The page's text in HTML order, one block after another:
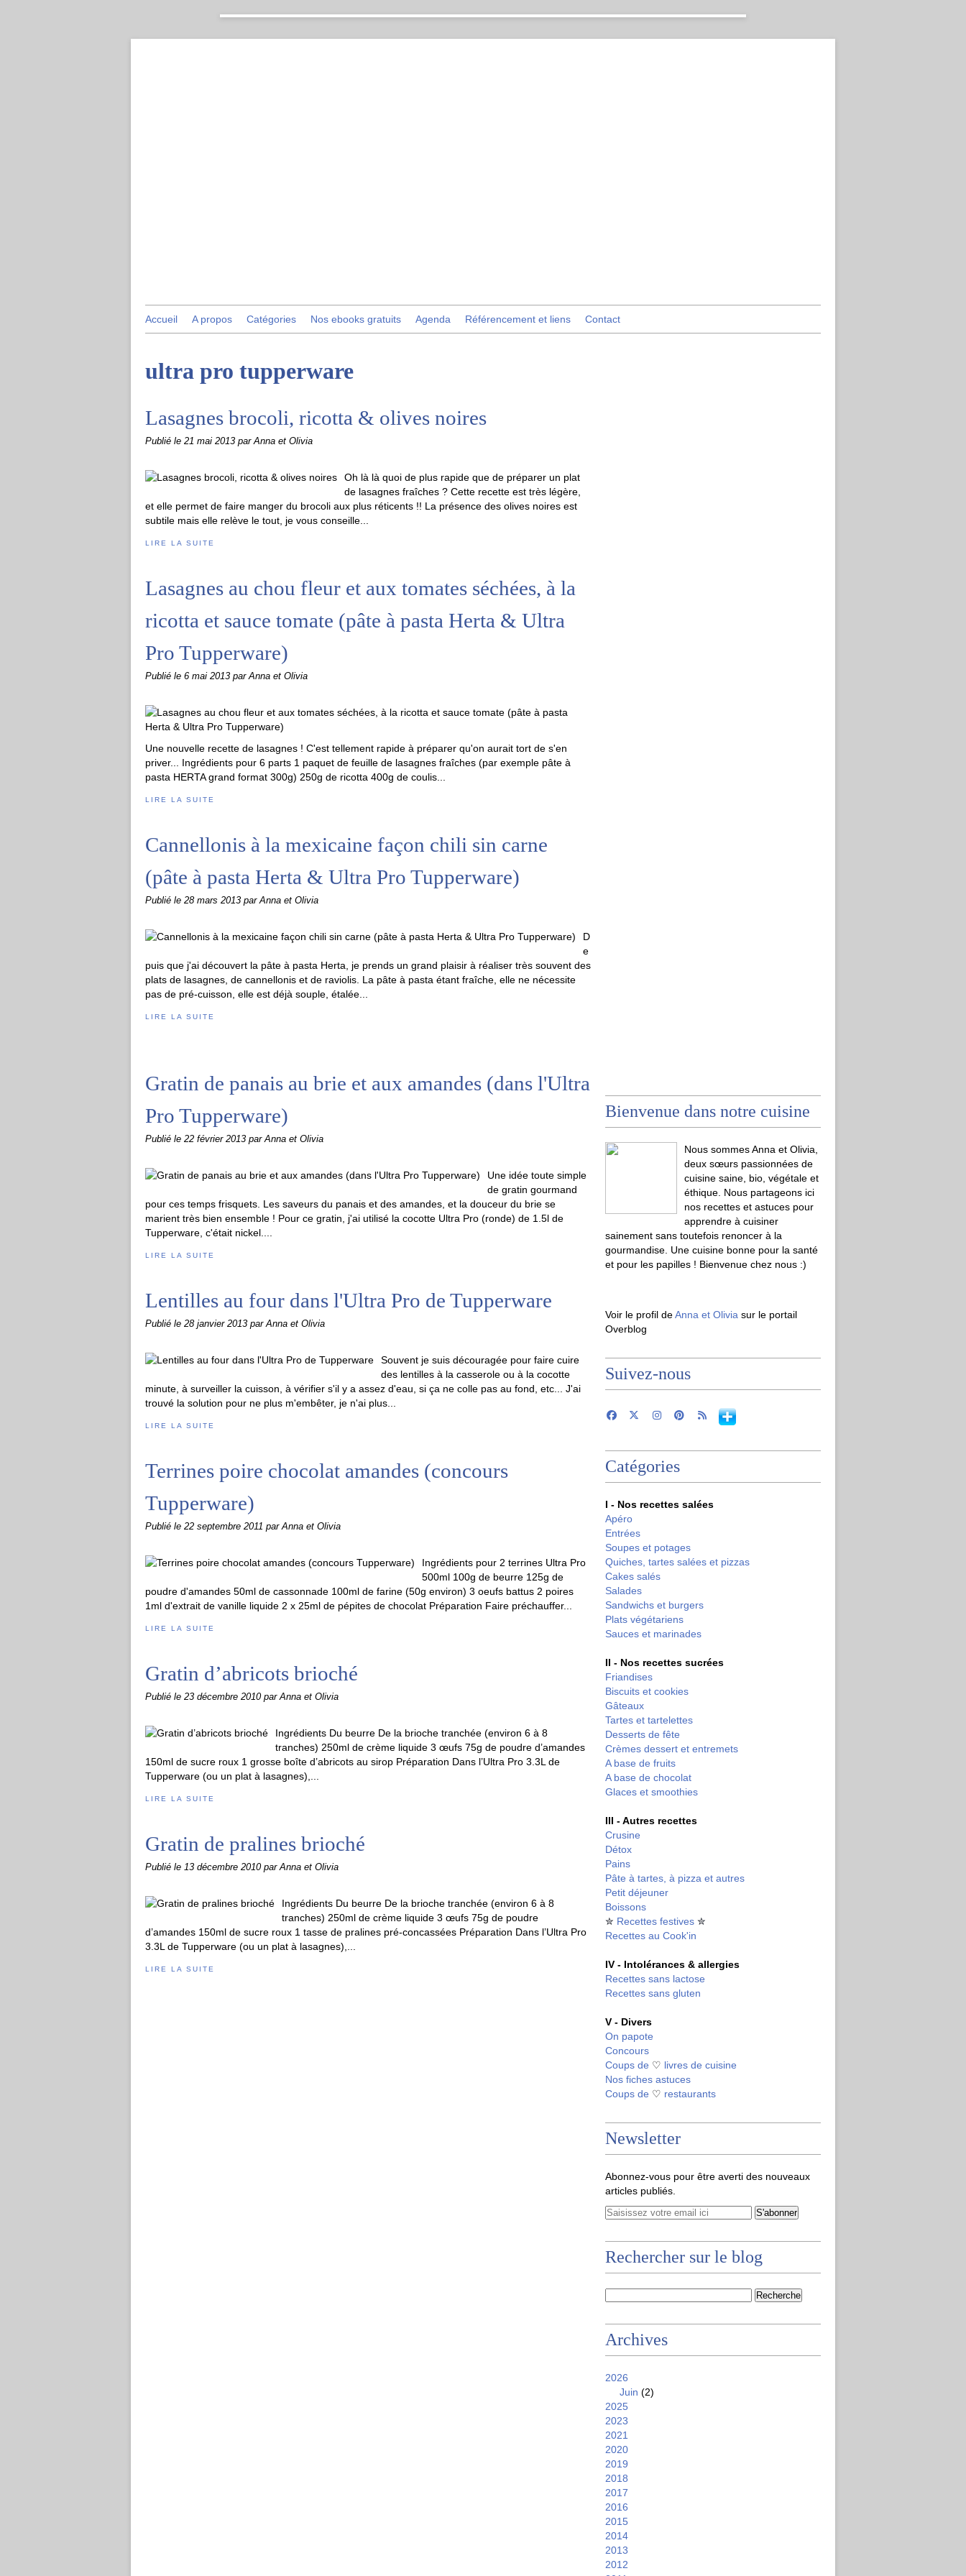
Accueil A propos Catégories Nos ebooks gratuits Agenda Référencement et liens Contact
ultra pro tupperware
Lasagnes brocoli, ricotta & olives noires
Publié le 21 mai 2013 par Anna et Olivia
Oh là là quoi de plus rapide que de préparer un plat
de lasagnes fraîches ? Cette recette est très légère,
et elle permet de faire manger du brocoli aux plus réticents !! La présence des olives noires est
subtile mais elle relève le tout, je vous conseille...
LIRE LA SUITE
Lasagnes au chou fleur et aux tomates séchées, à la
ricotta et sauce tomate (pâte à pasta Herta & Ultra
Pro Tupperware)
Publié le 6 mai 2013 par Anna et Olivia
Une nouvelle recette de lasagnes ! C'est tellement rapide à préparer qu'on aurait tort de s'en
priver... Ingrédients pour 6 parts 1 paquet de feuille de lasagnes fraîches (par exemple pâte à
pasta HERTA grand format 300g) 250g de ricotta 400g de coulis...
LIRE LA SUITE
Cannellonis à la mexicaine façon chili sin carne
(pâte à pasta Herta & Ultra Pro Tupperware)
Publié le 28 mars 2013 par Anna et Olivia
D
e
puis que j'ai découvert la pâte à pasta Herta, je prends un grand plaisir à réaliser très souvent des
plats de lasagnes, de cannellonis et de raviolis. La pâte à pasta étant fraîche, elle ne nécessite
pas de pré-cuisson, elle est déjà souple, étalée...
LIRE LA SUITE
Gratin de panais au brie et aux amandes (dans l'Ultra
Pro Tupperware)
Publié le 22 février 2013 par Anna et Olivia
Une idée toute simple
de gratin gourmand
pour ces temps frisquets. Les saveurs du panais et des amandes, et la douceur du brie se
marient très bien ensemble ! Pour ce gratin, j'ai utilisé la cocotte Ultra Pro (ronde) de 1.5l de
Tupperware, c'était nickel....
LIRE LA SUITE
Lentilles au four dans l'Ultra Pro de Tupperware
Publié le 28 janvier 2013 par Anna et Olivia
Souvent je suis découragée pour faire cuire
des lentilles à la casserole ou à la cocotte
minute, à surveiller la cuisson, à vérifier s'il y a assez d'eau, si ça ne colle pas au fond, etc... J'ai
trouvé la solution pour ne plus m'embêter, je n'ai plus...
LIRE LA SUITE
Terrines poire chocolat amandes (concours
Tupperware)
Publié le 22 septembre 2011 par Anna et Olivia
Ingrédients pour 2 terrines Ultra Pro
500ml 100g de beurre 125g de
poudre d'amandes 50ml de cassonnade 100ml de farine (50g environ) 3 oeufs battus 2 poires
1ml d'extrait de vanille liquide 2 x 25ml de pépites de chocolat Préparation Faire préchauffer...
LIRE LA SUITE
Gratin d’abricots brioché
Publié le 23 décembre 2010 par Anna et Olivia
Ingrédients Du beurre De la brioche tranchée (environ 6 à 8
tranches) 250ml de crème liquide 3 œufs 75g de poudre d’amandes
150ml de sucre roux 1 grosse boîte d’abricots au sirop Préparation Dans l’Ultra Pro 3.3L de
Tupperware (ou un plat à lasagnes),...
LIRE LA SUITE
Gratin de pralines brioché
Publié le 13 décembre 2010 par Anna et Olivia
Ingrédients Du beurre De la brioche tranchée (environ 6 à 8
tranches) 250ml de crème liquide 3 œufs 75g de poudre
d’amandes 150ml de sucre roux 1 tasse de pralines pré-concassées Préparation Dans l’Ultra Pro
3.3L de Tupperware (ou un plat à lasagnes),...
LIRE LA SUITE
Bienvenue dans notre cuisine
Nous sommes Anna et Olivia,
deux sœurs passionnées de
cuisine saine, bio, végétale et
éthique. Nous partageons ici
nos recettes et astuces pour
apprendre à cuisiner
sainement sans toutefois renoncer à la
gourmandise. Une cuisine bonne pour la santé
et pour les papilles ! Bienvenue chez nous :)
Voir le profil deAnna et Olivia sur le portail
Overblog
Suivez-nous
Catégories
I - Nos recettes salées
Apéro
Entrées
Soupes et potages
Quiches, tartes salées et pizzas
Cakes salés
Salades
Sandwichs et burgers
Plats végétariens
Sauces et marinades
II - Nos recettes sucrées
Friandises
Biscuits et cookies
Gâteaux
Tartes et tartelettes
Desserts de fête
Crèmes dessert et entremets
A base de fruits
A base de chocolat
Glaces et smoothies
III - Autres recettes
Crusine
Détox
Pains
Pâte à tartes, à pizza et autres
Petit déjeuner
Boissons
✮ Recettes festives ✮
Recettes au Cook'in
IV - Intolérances & allergies
Recettes sans lactose
Recettes sans gluten
V - Divers
On papote
Concours
Coups de ♡ livres de cuisine
Nos fiches astuces
Coups de ♡ restaurants
Newsletter
Abonnez-vous pour être averti des nouveaux
articles publiés.
Rechercher sur le blog
Archives
2026
Juin (2)
2025
2023
2021
2020
2019
2018
2017
2016
2015
2014
2013
2012